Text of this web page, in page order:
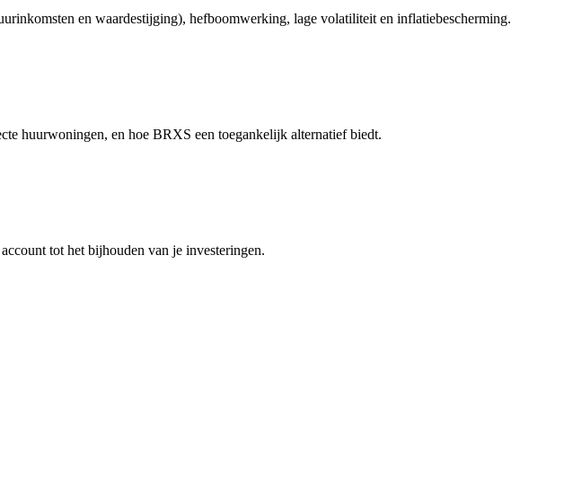
en waardestijging), hefboomwerking, lage volatiliteit en inflatiebescherming.
huurwoningen, en hoe BRXS een toegankelijk alternatief biedt.
tot het bijhouden van je investeringen.